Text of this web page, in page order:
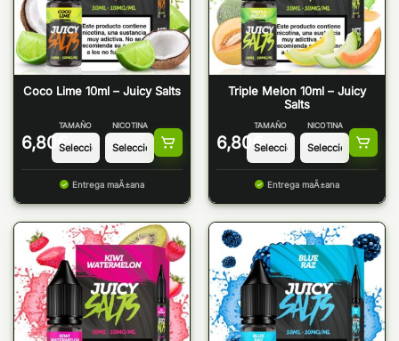
Coco Lime 10ml – Juicy Salts
6,80 €
TAMAÑO NICOTINA
Entrega maÃ±ana
Triple Melon 10ml – Juicy
Salts
6,80 €
TAMAÑO NICOTINA
Entrega maÃ±ana